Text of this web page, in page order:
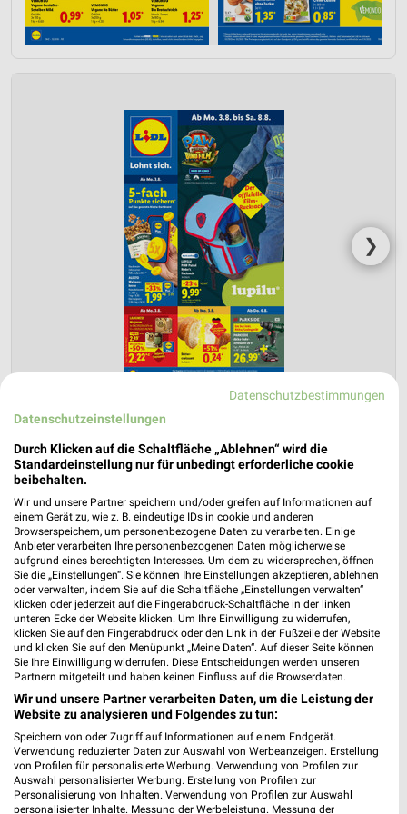
❯
Lidl Prospekt für Steinen ab Mo. den
03.08.
Gültig von 03. Aug. bis 08. Aug.
📅 Kalendereintrag erstellen
PROSPEKT BLÄTTERN
ANGEBOTE AB MONTAG ANGEBOTE AB DONNERSTAG
Datenschutzbestimmungen
Datenschutzeinstellungen
Durch Klicken auf die Schaltfläche „Ablehnen“ wird die
Standardeinstellung nur für unbedingt erforderliche cookie
beibehalten.
Wir und unsere Partner speichern und/oder greifen auf Informationen auf
einem Gerät zu, wie z. B. eindeutige IDs in cookie und anderen
Browserspeichern, um personenbezogene Daten zu verarbeiten. Einige
Anbieter verarbeiten Ihre personenbezogenen Daten möglicherweise
aufgrund eines berechtigten Interesses. Um dem zu widersprechen, öffnen
Sie die „Einstellungen“. Sie können Ihre Einstellungen akzeptieren, ablehnen
oder verwalten, indem Sie auf die Schaltfläche „Einstellungen verwalten“
klicken oder jederzeit auf die Fingerabdruck-Schaltfläche in der linken
unteren Ecke der Website klicken. Um Ihre Einwilligung zu widerrufen,
klicken Sie auf den Fingerabdruck oder den Link in der Fußzeile der Website
und klicken Sie auf den Menüpunkt „Meine Daten“. Auf dieser Seite können
Sie Ihre Einwilligung widerrufen. Diese Entscheidungen werden unseren
Partnern mitgeteilt und haben keinen Einfluss auf die Browserdaten.
Wir und unsere Partner verarbeiten Daten, um die Leistung der
Website zu analysieren und Folgendes zu tun:
Speichern von oder Zugriff auf Informationen auf einem Endgerät.
Verwendung reduzierter Daten zur Auswahl von Werbeanzeigen. Erstellung
von Profilen für personalisierte Werbung. Verwendung von Profilen zur
Auswahl personalisierter Werbung. Erstellung von Profilen zur
Personalisierung von Inhalten. Verwendung von Profilen zur Auswahl
personalisierter Inhalte. Messung der Werbeleistung. Messung der